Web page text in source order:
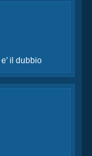
e' il dubbio